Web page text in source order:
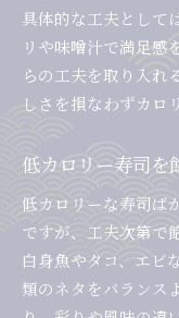
具体的な工夫として
リや味噌汁で満足感
らの工夫を取り入れ
しさを損なわずカロ
低カロリー寿司を
低カロリーな寿司ば
ですが、工夫次第で
白身魚やタコ、エビ
類のネタをバランス